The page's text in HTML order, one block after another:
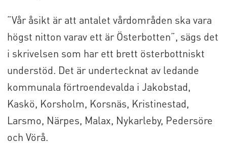
”Vår åsikt är att antalet vårdområden ska vara
högst nitton varav ett är Österbotten”, sägs det
i skrivelsen som har ett brett österbottniskt
understöd. Det är undertecknat av ledande
kommunala förtroendevalda i Jakobstad,
Kaskö, Korsholm, Korsnäs, Kristinestad,
Larsmo, Närpes, Malax, Nykarleby, Pedersöre
och Vörå.